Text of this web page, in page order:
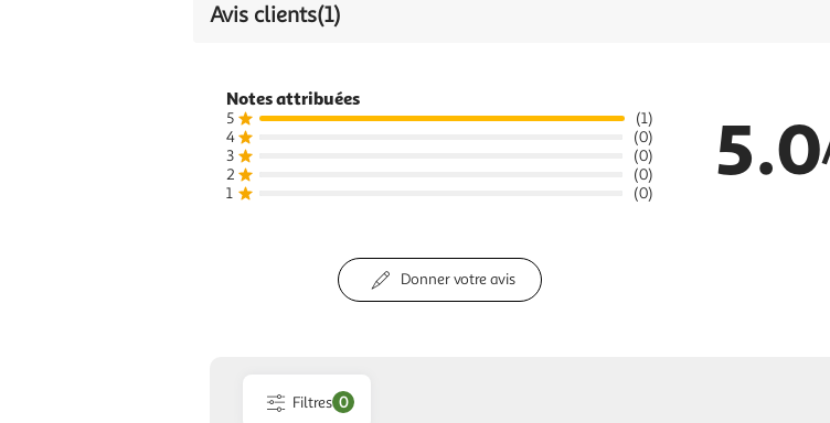
Avis clients(1)
Notes attribuées
5
(1)
4
(0)
3
(0)
2
(0)
1
(0)
5.0
Donner votre avis
Filtres 0